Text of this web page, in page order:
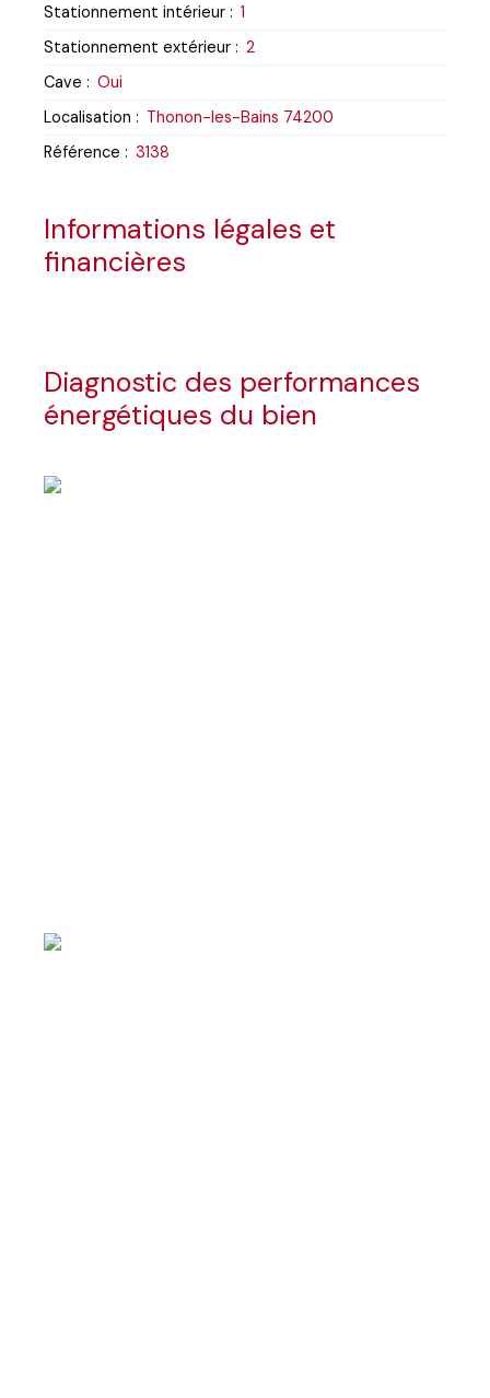
Stationnement intérieur : 1
Stationnement extérieur : 2
Cave : Oui
Localisation : Thonon-les-Bains 74200
Référence : 3138
Informations légales et
financières
Diagnostic des performances
énergétiques du bien